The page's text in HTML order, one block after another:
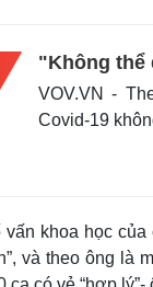
"Không thể
VOV.VN -
Covid-19
vấn khoa học
và theo ông là